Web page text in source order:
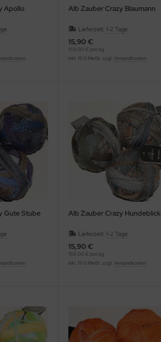
Apollo Alb Zauber Crazy Blaumann
Lieferzeit: 1-2 Tage
15,90 €
159,00 € pro kg
inkl. 19 % MwSt. zzgl. Versandkosten
Gute Stube Alb Zauber Crazy Hundeblick
Lieferzeit: 1-2 Tage
15,90 €
159,00 € pro kg
inkl. 19 % MwSt. zzgl. Versandkosten